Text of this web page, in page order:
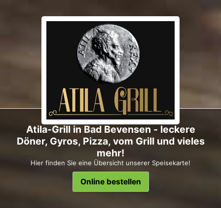
Atila-Grill in Bad Bevensen - leckere
Döner, Gyros, Pizza, vom Grill und vieles
mehr!
Hier finden Sie eine Übersicht unserer Speisekarte!
Online bestellen